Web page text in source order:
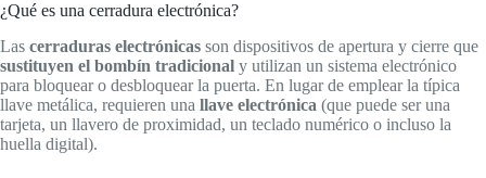
¿Qué es una cerradura electrónica?
Las cerraduras electrónicas son dispositivos de apertura y cierre que
sustituyen el bombín tradicional y utilizan un sistema electrónico
para bloquear o desbloquear la puerta. En lugar de emplear la típica
llave metálica, requieren una llave electrónica (que puede ser una
tarjeta, un llavero de proximidad, un teclado numérico o incluso la
huella digital).